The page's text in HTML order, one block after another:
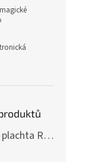
INTEX Krycí bazénová plachta Round 305cm 28030